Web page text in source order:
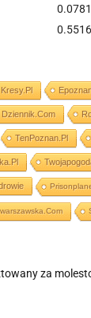
Kresy.pl
Dziennik.com
TenPoznan.pl
za